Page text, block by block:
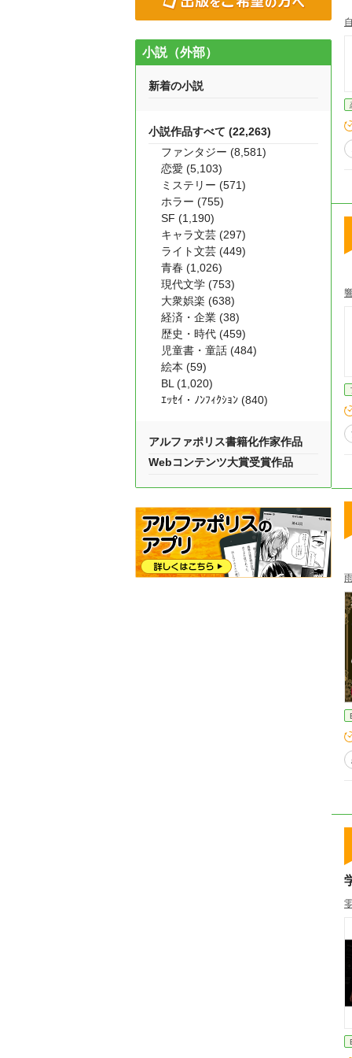
小説（外部）
新着の小説
小説作品すべて (22,263)
ファンタジー (8,581)
恋愛 (5,103)
ミステリー (571)
ホラー (755)
SF (1,190)
キャラ文芸 (297)
ライト文芸 (449)
青春 (1,026)
現代文学 (753)
大衆娯楽 (638)
経済・企業 (38)
歴史・時代 (459)
児童書・童話 (484)
絵本 (59)
BL (1,020)
ｴｯｾｲ・ﾉﾝﾌｨｸｼｮﾝ (840)
アルファポリス書籍化作家作品
Webコンテンツ大賞受賞作品